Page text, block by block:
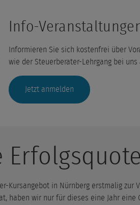
Info-
Informieren Sie sich kostenfrei über
wie der Steuerberater-Lehrgang bei uns
Jetzt anmelden
Kursangebot in Nürnberg erstmalig
haben wir nur für dieses eine Jahr